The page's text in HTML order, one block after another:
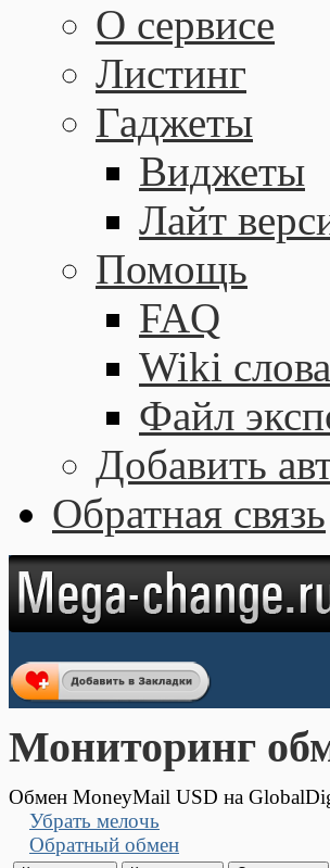
О сервисе
Листинг
Гаджеты
Виджеты
Лайт
Помощь
FAQ
Wiki
Файл
Добавить
Обратная связь
Мониторинг
Обмен MoneyMail USD на
Убрать мелочь
Обратный обмен